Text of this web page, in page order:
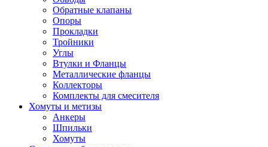
Обратные клапаны
Опоры
Прокладки
Тройники
Углы
Втулки и Фланцы
Металлические фланцы
Коллекторы
Комплекты для смесителя
Хомуты и метизы
Анкеры
Шпильки
Хомуты